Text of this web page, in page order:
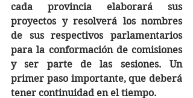
cada provincia elaborará sus
proyectos y resolverá los nombres
de sus respectivos parlamentarios
para la conformación de comisiones
y ser parte de las sesiones. Un
primer paso importante, que deberá
tener continuidad en el tiempo.